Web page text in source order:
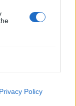
Privacy Policy